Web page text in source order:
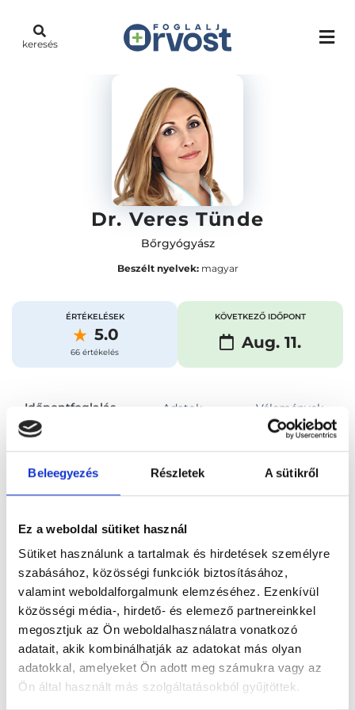
Beleegyezés Részletek A sütikről
Ez a weboldal sütiket használ
Sütiket használunk a tartalmak és hirdetések személyre
szabásához, közösségi funkciók biztosításához,
valamint weboldalforgalmunk elemzéséhez. Ezenkívül
közösségi média-, hirdető- és elemező partnereinkkel
megosztjuk az Ön weboldalhasználatra vonatkozó
adatait, akik kombinálhatják az adatokat más olyan
adatokkal, amelyeket Ön adott meg számukra vagy az
Ön által használt más szolgáltatásokból gyűjtöttek.
keresés
Dr. Veres Tünde
Bőrgyógyász
Beszélt nyelvek:magyar
ÉRTÉKELÉSEK
5.0
66 értékelés
KÖVETKEZŐ IDŐPONT
Aug. 11.
Időpontfoglalás Adatok Vélemények
Foglalj időpontot
Főoldal Orvosok Bőrgyógyász
Bőrgyógyász, Kaposvár Dr. Veres Tünde